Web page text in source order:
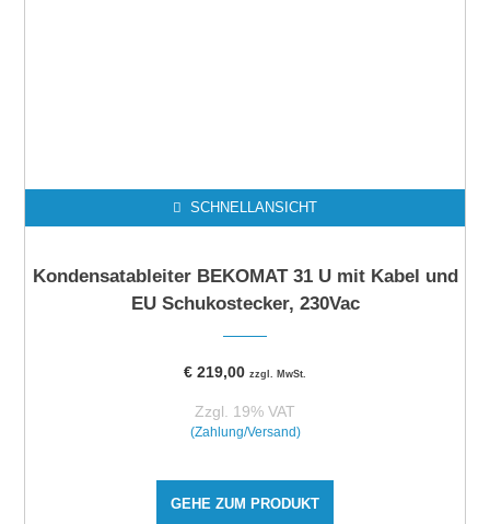
SCHNELLANSICHT
Kondensatableiter BEKOMAT 31 U mit Kabel und
EU Schukostecker, 230Vac
€ 219,00 zzgl. MwSt.
Zzgl. 19% VAT
(Zahlung/Versand)
GEHE ZUM PRODUKT